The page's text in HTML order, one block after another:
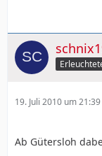
19. Juli 2010 um 21:39
Ab Gütersloh